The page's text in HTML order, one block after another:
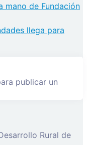
mano de Fundación
llega para
publicar un
Rural de